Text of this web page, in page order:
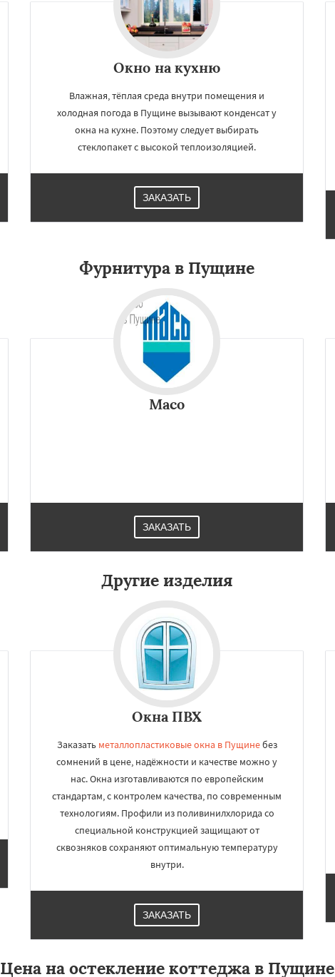
Окно на кухню
Влажная, тёплая среда внутри помещения и
холодная погода в Пущине вызывают конденсат у
окна на кухне. Поэтому следует выбирать
стеклопакет с высокой теплоизоляцией.
ЗАКАЗАТЬ
Фурнитура в Пущине
Maco
ЗАКАЗАТЬ
Другие изделия
Окна ПВХ
Заказать металлопластиковые окна в Пущинебез
сомнений в цене, надёжности и качестве можно у
нас. Окна изготавливаются по европейским
стандартам, с контролем качества, по современным
технологиям. Профили из поливинилхлорида со
специальной конструкцией защищают от
сквозняков сохраняют оптимальную температуру
внутри.
ЗАКАЗАТЬ
Цена на остекление коттеджа в Пущине